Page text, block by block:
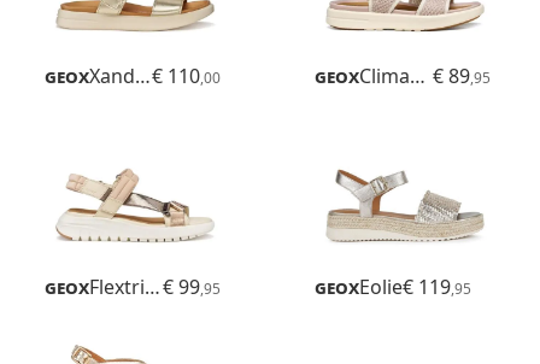
Geox Xand 2s€ 110,00 Geox Climasandal Sprt € 89,95
Geox Flextride S€ 99,95 GeoxEolie€ 119,95